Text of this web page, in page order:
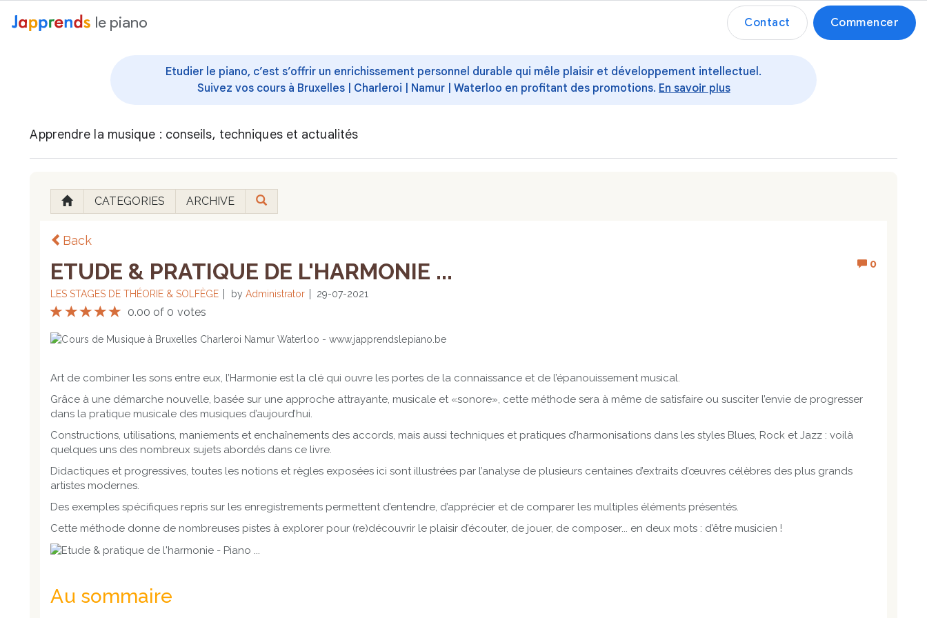
contenu le piano Contact Commencer
Etudier le piano, c’est s’offrir un enrichissement personnel durable qui mêle plaisir et développement intellectuel.
Suivez vos cours à Bruxelles | Charleroi | Namur | Waterloo en profitant des promotions. En savoir plus
Apprendre la musique : conseils, techniques et actualités
CATEGORIES ARCHIVE
Back
0
ETUDE & PRATIQUE DE L'HARMONIE ...
LES STAGES DE THÉORIE & SOLFÈGE by Administrator 29-07-2021
0.00 of 0 votes
Art de combiner les sons entre eux, l’Harmonie est la clé qui ouvre les portes de la connaissance et de l’épanouissement musical.
Grâce à une démarche nouvelle, basée sur une approche attrayante, musicale et «sonore», cette méthode sera à même de satisfaire ou susciter l’envie de progresser
dans la pratique musicale des musiques d’aujourd’hui.
Constructions, utilisations, maniements et enchaînements des accords, mais aussi techniques et pratiques d’harmonisations dans les styles Blues, Rock et Jazz : voilà
quelques uns des nombreux sujets abordés dans ce livre.
Didactiques et progressives, toutes les notions et règles exposées ici sont illustrées par l’analyse de plusieurs centaines d’extraits d’œuvres célèbres des plus grands
artistes modernes.
Des exemples spécifiques repris sur les enregistrements permettent d’entendre, d’apprécier et de comparer les multiples éléments présentés.
Cette méthode donne de nombreuses pistes à explorer pour (re)découvrir le plaisir d’écouter, de jouer, de composer... en deux mots : d’être musicien !
Au sommaire